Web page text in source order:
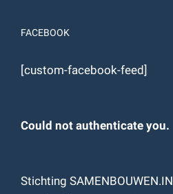
FACEBOOK
[custom-facebook-feed]
Could not authenticate you.
Stichting SAMENBOUWEN.IN